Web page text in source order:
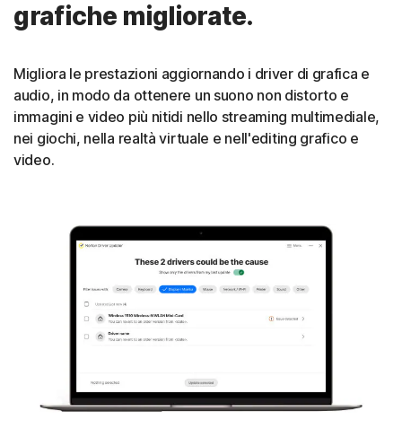
grafiche migliorate.
Migliora le prestazioni aggiornando i driver di grafica e
audio, in modo da ottenere un suono non distorto e
immagini e video più nitidi nello streaming multimediale,
nei giochi, nella realtà virtuale e nell'editing grafico e
video.